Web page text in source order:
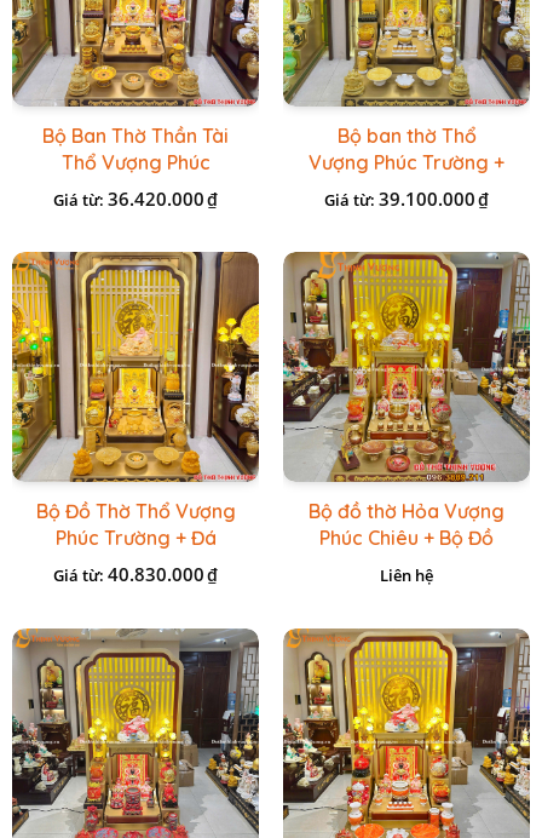
Bộ Ban Thờ Thần Tài
Thổ Vượng Phúc
Trường + Bộ Đồ Sứ
Cao Cấp Gấm Vàng
Giá từ: 36.420.000₫
Bộ ban thờ Thổ
Vượng Phúc Trường +
Đồ Sứ Vàng Đá Cao
Giá từ: 39.100.000₫
Bộ Đồ Thờ Thổ Vượng
Phúc Trường + Đá
Onix Vàng
Giá từ: 40.830.000₫
Bộ đồ thờ Hỏa Vượng
Phúc Chiêu + Bộ Đồ
Thờ Đá Đỏ Bọc Đồng
Cao cấp
Liên hệ